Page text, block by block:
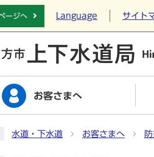
ージへ Language サイト
お客さまへ
水道・下水道 お客さまへ